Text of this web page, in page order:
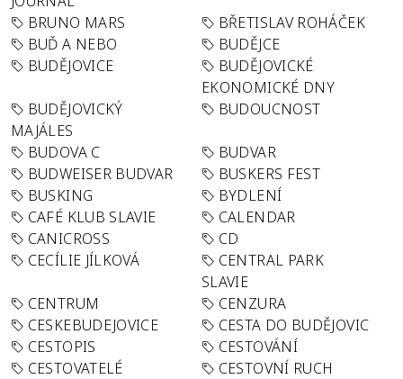
BRUNO MARS
BŘETISLAV ROHÁČEK
BUĎ A NEBO
BUDĚJCE
BUDĚJOVICE
BUDĚJOVICKÉ
EKONOMICKÉ DNY
BUDĚJOVICKÝ
MAJÁLES
BUDOUCNOST
BUDOVA C
BUDVAR
BUDWEISER BUDVAR
BUSKERS FEST
BUSKING
BYDLENÍ
CAFÉ KLUB SLAVIE
CALENDAR
CANICROSS
CD
CECÍLIE JÍLKOVÁ
CENTRAL PARK
SLAVIE
CENTRUM
CENZURA
CESKEBUDEJOVICE
CESTA DO BUDĚJOVIC
CESTOPIS
CESTOVÁNÍ
CESTOVATELÉ
CESTOVNÍ RUCH